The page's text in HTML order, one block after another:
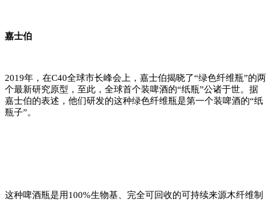
嘉士伯
2019年，在C40全球市长峰会上，嘉士伯揭晓了“绿色纤维瓶”的两
个最新研究原型，至此，全球首个装啤酒的“纸瓶”公诸于世。据
嘉士伯的表述，他们研发的这种绿色纤维瓶是第一个装啤酒的“纸
瓶子”。
这种啤酒瓶是用100%生物基、完全可回收的可持续来源木纤维制